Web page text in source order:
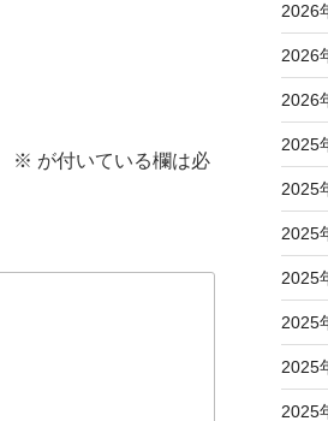
※ が付いている欄は必
2026
2026
2026
2025
2025
2025
2025
2025
2025
2025